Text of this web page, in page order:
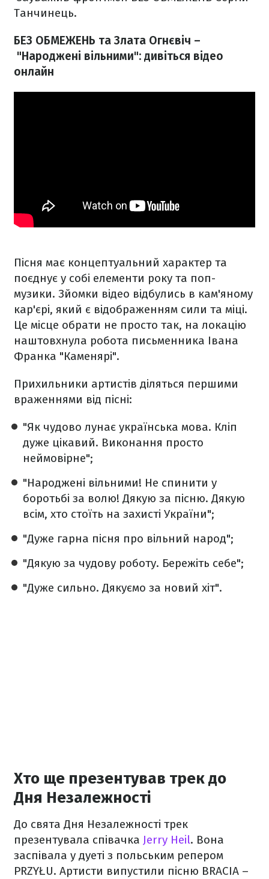
Танчинець.
БЕЗ ОБМЕЖЕНЬ та Злата Огнєвіч –
"Народжені вільними": дивіться відео
онлайн
Пісня має концептуальний характер та
поєднує у собі елементи року та поп-
музики. Зйомки відео відбулись в кам'яному
кар'єрі, який є відображенням сили та міці.
Це місце обрати не просто так, на локацію
наштовхнула робота письменника Івана
Франка "Каменярі".
Прихильники артистів діляться першими
враженнями від пісні:
"Як чудово лунає українська мова. Кліп
дуже цікавий. Виконання просто
неймовірне";
"Народжені вільними! Не спинити у
боротьбі за волю! Дякую за пісню. Дякую
всім, хто стоїть на захисті України";
"Дуже гарна пісня про вільний народ";
"Дякую за чудову роботу. Бережіть себе";
"Дуже сильно. Дякуємо за новий хіт".
Хто ще презентував трек до
Дня Незалежності
До свята Дня Незалежності трек
презентувала співачка Jerry Heil. Вона
заспівала у дуеті з польським репером
PRZYŁU. Артисти випустили пісню BRACIA –